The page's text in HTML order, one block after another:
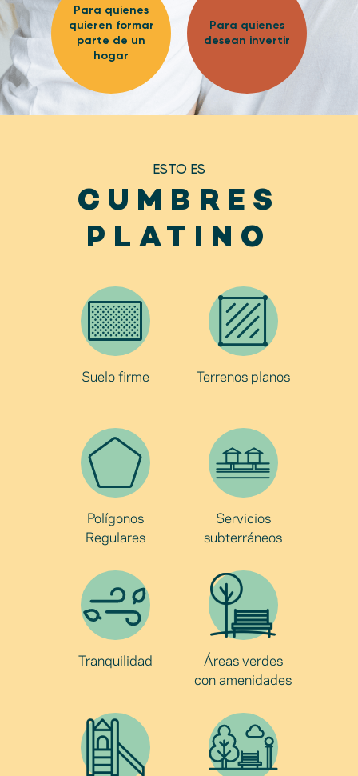
Para quienes
quieren formar
parte de un
hogar
Para quienes
desean invertir
ESTO ES
CUMBRES
PLATINO
Suelo firme Terrenos planos
Polígonos
Regulares
Servicios
subterráneos
Tranquilidad
Áreas verdes
con amenidades